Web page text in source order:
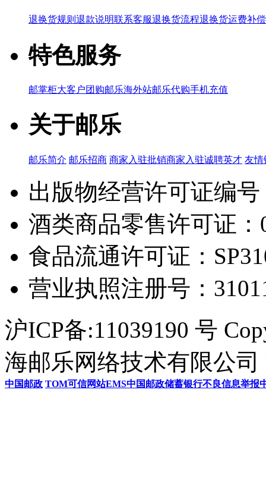
退换货规则 退款说明联系客服退换货流程退换货运费补
特色服务
邮掌柜大客户团购邮乐海外站邮乐代购手机充值
关于邮乐
邮乐简介 邮乐招商 商家入驻批销商家入驻诚聘英才 友情
出版物经营许可证编
酒类商品零售许可证：
食品流通许可证：
营业执照注册号：
沪ICP备:11039190 号
海邮乐网络技术有限公司
中国邮政 TOM可信网站EMS中国邮政储蓄银行不良信息举报